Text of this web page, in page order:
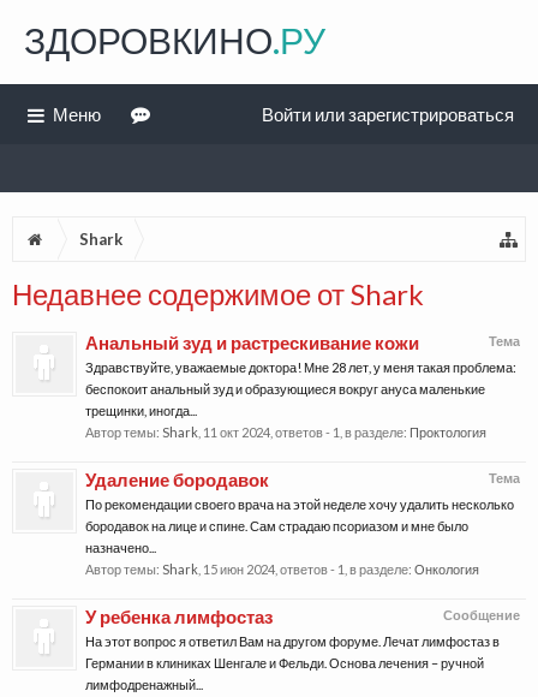
Shark
Недавнее содержимое от Shark
Тема
Анальный зуд и растрескивание кожи
Здравствуйте, уважаемые доктора! Мне 28 лет, у меня такая проблема:
беспокоит анальный зуд и образующиеся вокруг ануса маленькие
трещинки, иногда...
Автор темы: Shark 11 окт 2024 , ответов - 1, в разделе: Проктология
Тема
Удаление бородавок
По рекомендации своего врача на этой неделе хочу удалить несколько
бородавок на лице и спине. Сам страдаю псориазом и мне было
назначено...
Автор темы: Shark 15 июн 2024 , ответов - 1, в разделе: Онкология
Сообщение
У ребенка лимфостаз
На этот вопрос я ответил Вам на другом форуме. Лечат лимфостаз в
Германии в клиниках Шенгале и Фельди. Основа лечения – ручной
лимфодренажный...
ЗДОРОВКИНО.РУ
Меню Войти или зарегистрироваться